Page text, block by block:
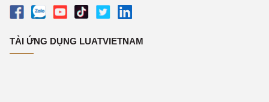
TẢI ỨNG DỤNG LUATVIETNAM